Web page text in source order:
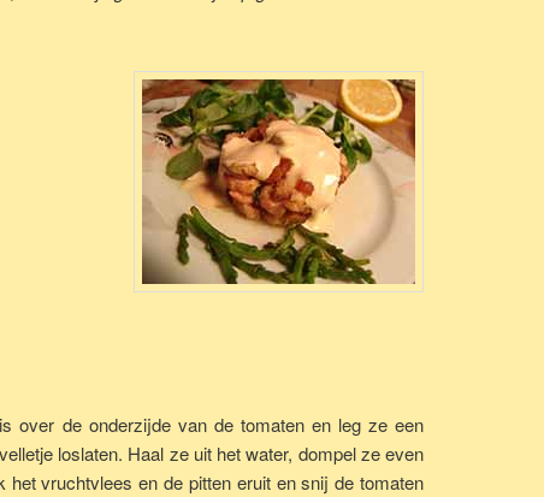
over de onderzijde van de tomaten en leg ze een
loslaten. Haal ze uit het water, dompel ze even
vruchtvlees en de pitten eruit en snij de tomaten